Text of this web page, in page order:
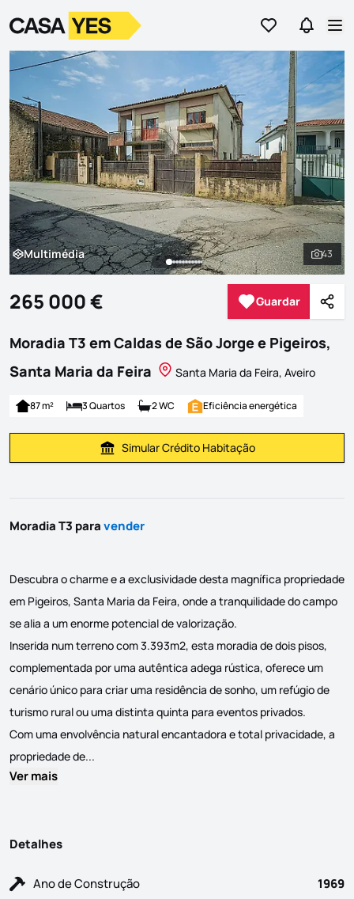
Ir para osIr para
LogoIr para a homepage
Multimédia
Multimédia Ver
43
265 000 € Guardar
Guardar
Moradia T3 em Caldas de São Jorge e Pigeiros,
Santa Maria da Feira
Santa Maria da Feira, Aveiro
87 m² 3 Quartos 2 WC Eficiência energética
Simular Prestação
Simular Crédito Habitação
Moradia T3 paravender
Descubra o charme e a exclusividade desta magnífica propriedade
em Pigeiros, Santa Maria da Feira, onde a tranquilidade do campo
se alia a um enorme potencial de valorização.
Inserida num terreno com 3.393m2, esta moradia de dois pisos,
complementada por uma autêntica adega rústica, oferece um
cenário único para criar uma residência de sonho, um refúgio de
turismo rural ou uma distinta quinta para eventos privados.
Com uma envolvência natural encantadora e total privacidade, a
propriedade de...
Ver mais
Detalhes
Ano de Construção
1969